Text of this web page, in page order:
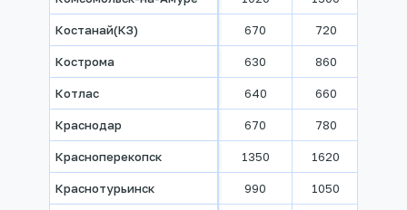
Костанай(КЗ) 670 720
Кострома 630 860
Котлас 640 660
Краснодар 670 780
Красноперекопск 1350 1620
Краснотурьинск 990 1050